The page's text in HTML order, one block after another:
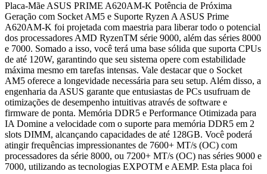
Placa-Mãe ASUS PRIME A620AM-K Potência de Próxima
Geração com Socket AM5 e Suporte Ryzen A ASUS Prime
A620AM-K foi projetada com maestria para liberar todo o potencial
dos processadores AMD RyzenTM série 9000, além das séries 8000
e 7000. Somado a isso, você terá uma base sólida que suporta CPUs
de até 120W, garantindo que seu sistema opere com estabilidade
máxima mesmo em tarefas intensas. Vale destacar que o Socket
AM5 oferece a longevidade necessária para seu setup. Além disso, a
engenharia da ASUS garante que entusiastas de PCs usufruam de
otimizações de desempenho intuitivas através de software e
firmware de ponta. Memória DDR5 e Performance Otimizada para
IA Domine a velocidade com o suporte para memória DDR5 em 2
slots DIMM, alcançando capacidades de até 128GB. Você poderá
atingir frequências impressionantes de 7600+ MT/s (OC) com
processadores da série 8000, ou 7200+ MT/s (OC) nas séries 9000 e
7000, utilizando as tecnologias EXPOTM e AEMP. Esta placa foi